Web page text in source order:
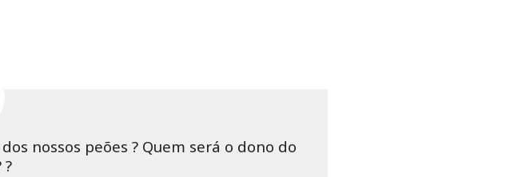
nossos peões ? Quem será o dono do
?